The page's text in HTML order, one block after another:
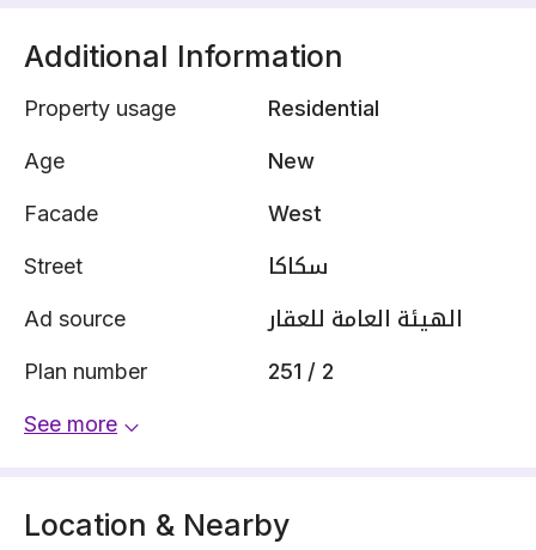
Additional Information
Property usage Residential
Age New
Facade West
Street سكاكا
Ad source الهيئة العامة للعقار
Plan number 251 / 2
See more
Location & Nearby